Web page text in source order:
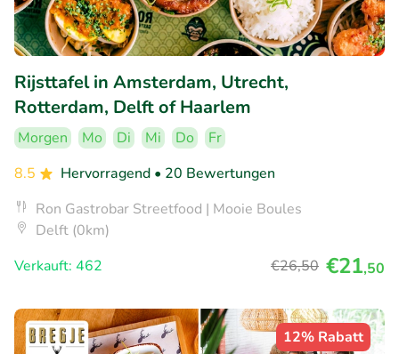
Rijsttafel in Amsterdam, Utrecht,
Rotterdam, Delft of Haarlem
Morgen Mo Di Mi Do
Fr
8.5
Hervorragend • 20 Bewertungen
Ron Gastrobar Streetfood | Mooie Boules
Delft (0km)
Verkauft: 462
€26,50 €21,50
12% Rabatt